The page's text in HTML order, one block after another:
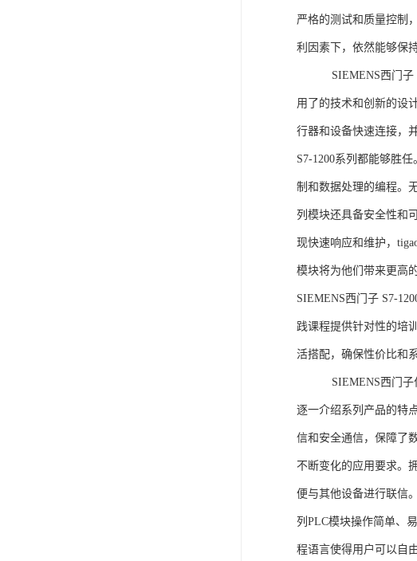
严格的测试和质量控制
利因素下，依然能够保
SIEMENS西门子 S7-
用了的技术和创新的设
行器和设备快速连接，
S7-1200系列都能够胜
制和数据处理的编程。
列模块还具备安全性和
现快速响应和维护，
模块将为他们带来更高
SIEMENS西门子 S7-
践课程提供针对性的培
活搭配，确保性价比和
SIEMENS西门子作为
逐一介绍系列产品的特
信和安全通信，保障了
不断变化的应用要求。
便与其他设备进行联信
列PLC模块操作简单、
程语言使得用户可以自